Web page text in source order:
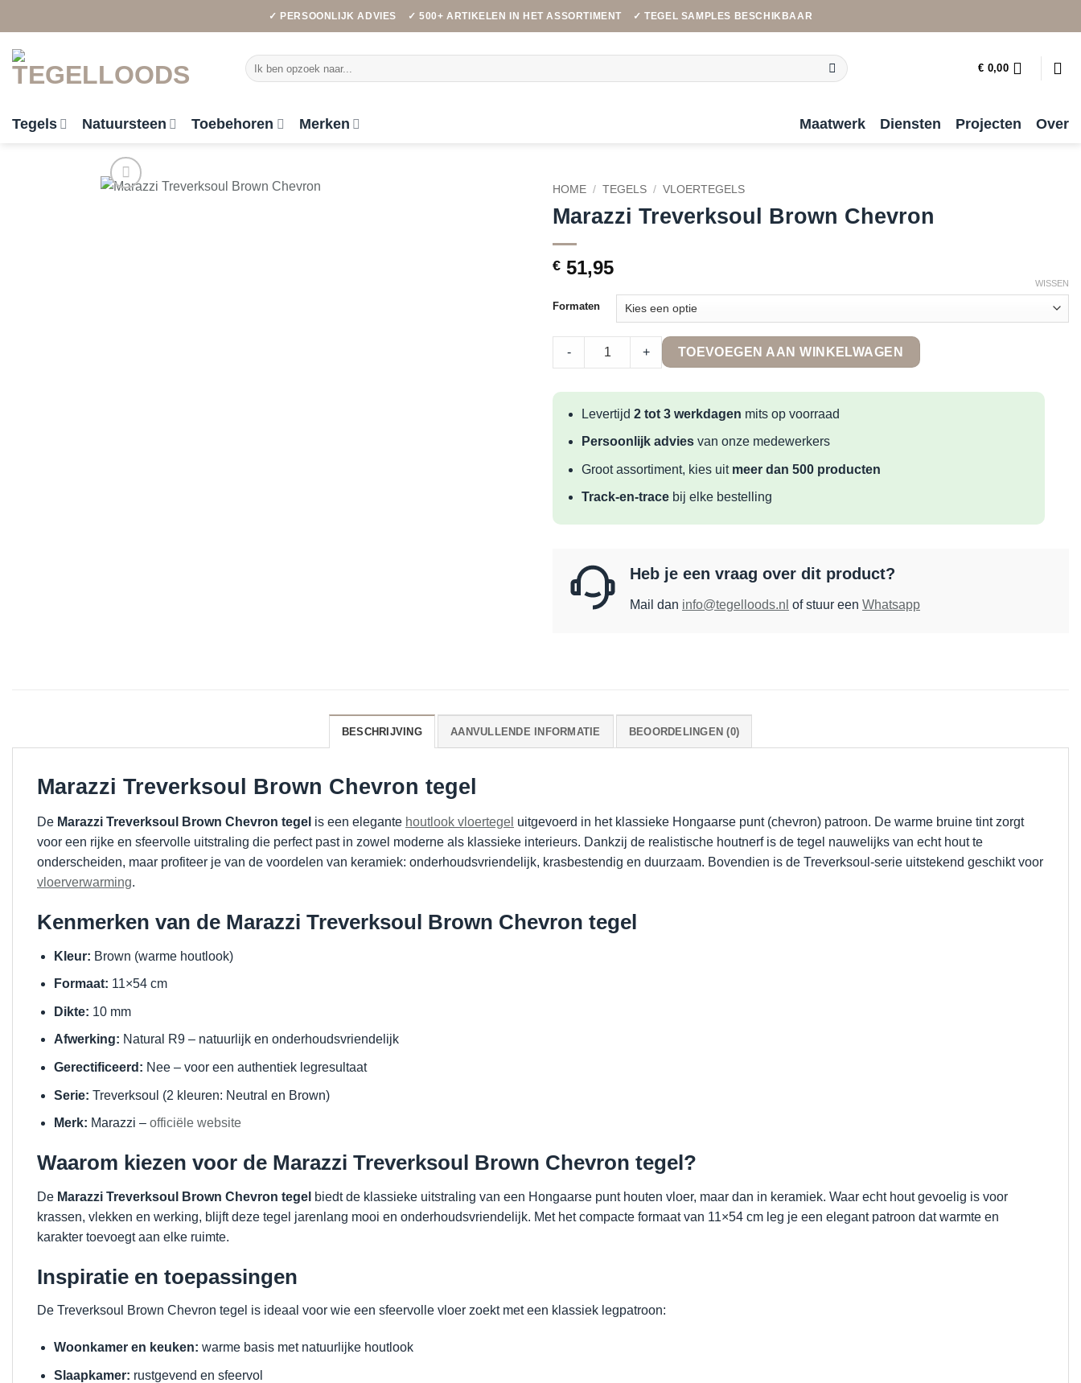
naar
inhoud
✓ PERSOONLIJK ADVIES ✓ 500+ ARTIKELEN IN HET ASSORTIMENT ✓ TEGEL SAMPLES BESCHIKBAAR
Zoeken
naar:
€ 0,00
Tegels Natuursteen Toebehoren Merken Maatwerk Diensten Projecten Over
HOME / TEGELS / VLOERTEGELS
Marazzi Treverksoul Brown Chevron
€ 51,95
Formaten
WISSEN
Marazzi Treverksoul Brown Chevron quantity
- + TOEVOEGEN AAN WINKELWAGEN
Levertijd 2 tot 3 werkdagen mits op voorraad
Persoonlijk adviesvan onze medewerkers
Groot assortiment, kies uit meer dan 500 producten
Track-en-tracebij elke bestelling
Heb je een vraag over dit product?
Mail dan info@tegelloods.nl of stuur een Whatsapp
BESCHRIJVING AANVULLENDE INFORMATIE BEOORDELINGEN (0)
Marazzi Treverksoul Brown Chevron tegel
De Marazzi Treverksoul Brown Chevron tegel is een elegante houtlook vloertegel uitgevoerd in het klassieke Hongaarse punt (chevron) patroon. De warme bruine tint zorgt
voor een rijke en sfeervolle uitstraling die perfect past in zowel moderne als klassieke interieurs. Dankzij de realistische houtnerf is de tegel nauwelijks van echt hout te
onderscheiden, maar profiteer je van de voordelen van keramiek: onderhoudsvriendelijk, krasbestendig en duurzaam. Bovendien is de Treverksoul-serie uitstekend geschikt voor
vloerverwarming.
Kenmerken van de Marazzi Treverksoul Brown Chevron tegel
Kleur: Brown (warme houtlook)
Formaat: 11×54 cm
Dikte: 10 mm
Afwerking: Natural R9 – natuurlijk en onderhoudsvriendelijk
Gerectificeerd: Nee – voor een authentiek legresultaat
Serie: Treverksoul (2 kleuren: Neutral en Brown)
Merk: Marazzi – officiële website
Waarom kiezen voor de Marazzi Treverksoul Brown Chevron tegel?
De Marazzi Treverksoul Brown Chevron tegel biedt de klassieke uitstraling van een Hongaarse punt houten vloer, maar dan in keramiek. Waar echt hout gevoelig is voor
krassen, vlekken en werking, blijft deze tegel jarenlang mooi en onderhoudsvriendelijk. Met het compacte formaat van 11×54 cm leg je een elegant patroon dat warmte en
karakter toevoegt aan elke ruimte.
Inspiratie en toepassingen
De Treverksoul Brown Chevron tegel is ideaal voor wie een sfeervolle vloer zoekt met een klassiek legpatroon:
Woonkamer en keuken: warme basis met natuurlijke houtlook
Slaapkamer: rustgevend en sfeervol